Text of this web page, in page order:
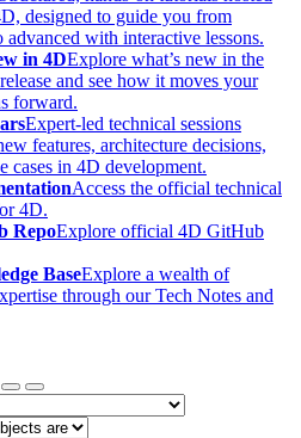
designed to guide you from
advanced with interactive lessons.
in 4DExplore what’s new in the
and see how it moves your
forward.
Expert-led technical sessions
features, architecture decisions,
cases in 4D development.
Access the official technical
4D.
RepoExplore official 4D GitHub
BaseExplore a wealth of
through our Tech Notes and